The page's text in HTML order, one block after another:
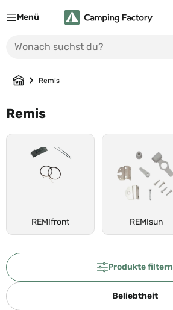
Menü
Remis
Remis
REMIfront REMIsun
Produkte filtern
Beliebtheit